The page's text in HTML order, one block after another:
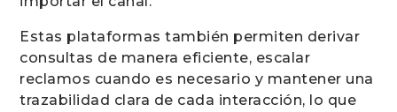
Estas plataformas también permiten derivar
consultas de manera eficiente, escalar
reclamos cuando es necesario y mantener una
trazabilidad clara de cada interacción, lo que